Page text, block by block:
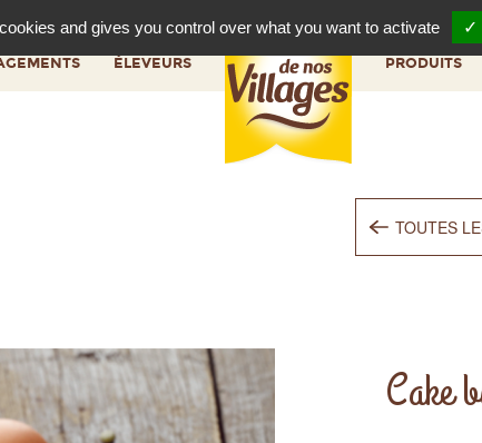
NOUS,
ÉLEVEURS
PRODUITS
TOUTES
Cake
and gives you control over what you want to activate ✓